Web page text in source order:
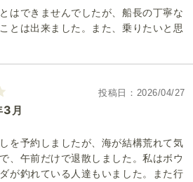
はできませんでしたが、船長の丁寧な
とは出来ました。また、乗りたいと思
投稿日 2026/04/27
3 月
を予約しましたが、海が結構荒れて気
、午前だけで退散しました。私はボウ
が釣れている人達もいました。また行